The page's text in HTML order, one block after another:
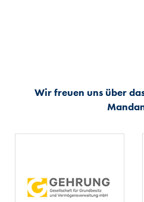
Wir freuen uns über